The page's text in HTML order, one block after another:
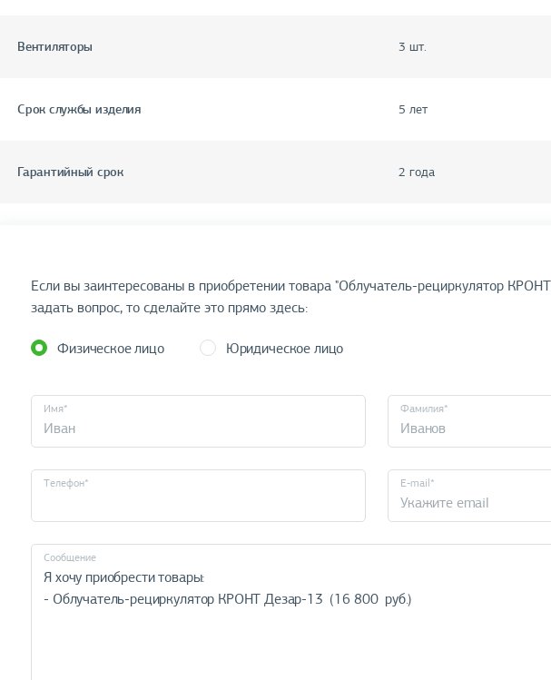
Вентиляторы 3 шт.
Срок службы изделия 5 лет
Гарантийный срок 2 года
Если вы заинтересованы в приобретении товара "Облучатель-рециркулятор
задать вопрос, то сделайте это прямо здесь:
Физическое лицо Юридическое лицо
Имя* Фамилия*
Телефон* E-mail*
Cообщение